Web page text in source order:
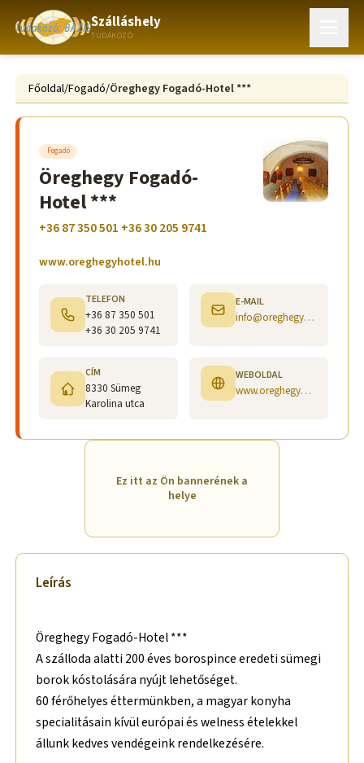
Szálláshely
TUDAKOZÓ
Főoldal/Fogadó/Öreghegy Fogadó-Hotel ***
Fogadó
Öreghegy Fogadó-
Hotel ***
+36 87 350 501 +36 30 205 9741
www.oreghegyhotel.hu
TELEFON
+36 87 350 501
+36 30 205 9741
E-MAIL
info@oreghegyhotel.hu
CÍM
8330 Sümeg
Karolina utca
WEBOLDAL
www.oreghegyhotel.hu
Ez itt az Ön bannerének a
helye
Leírás
Öreghegy Fogadó-Hotel ***
A szálloda alatti 200 éves borospince eredeti sümegi
borok kóstolására nyújt lehetőséget.
60 férőhelyes éttermünkben, a magyar konyha
specialitásain kívül európai és welness ételekkel
állunk kedves vendégeink rendelkezésére.